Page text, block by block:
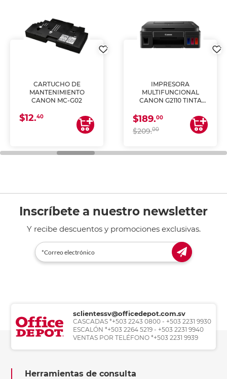
CARTUCHO DE
MANTENIMIENTO
CANON MC-G02
$12.40
IMPRESORA
MULTIFUNCIONAL
CANON G2110 TINTA
$189.00
$209.00
Inscríbete a nuestro newsletter
Y recibe descuentos y promociones exclusivas.
sclientessv@officedepot.com.sv
CASCADAS *+503 2243 0800 - +503 2231 9930
ESCALÓN *+503 2264 5219 - +503 2231 9940
VENTAS POR TELÉFONO *+503 2231 9939
Herramientas de consulta